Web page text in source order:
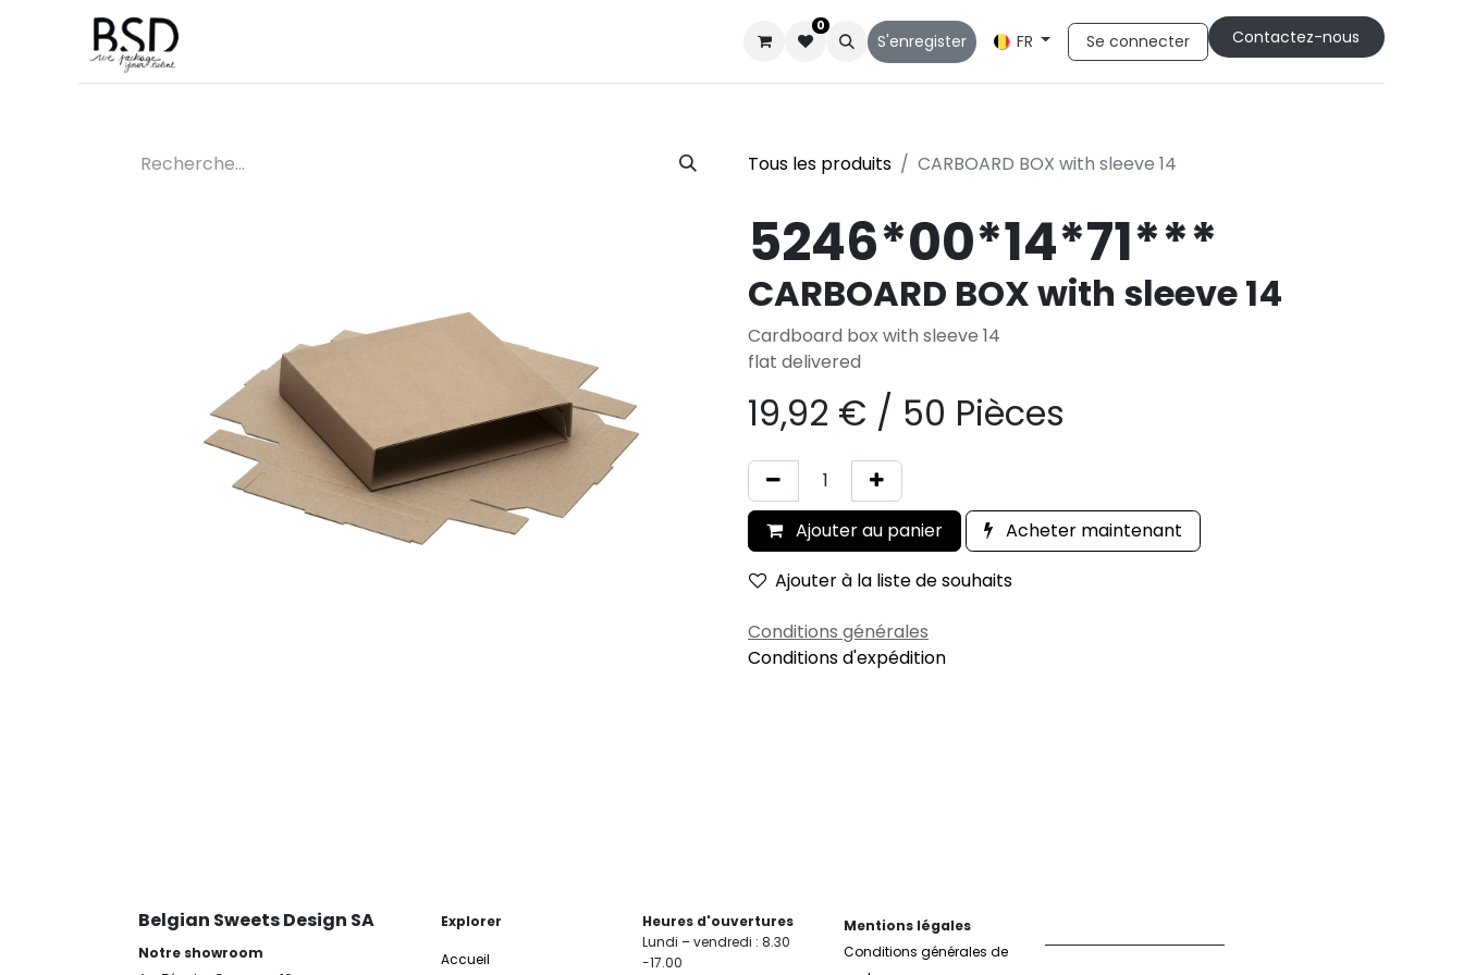
Qui sommes-nous
0
S'enregister FR Se connecter Cont​​actez-nous
Tous les produits CARBOARD BOX with sleeve 14
5246*00*14*71***
CARBOARD BOX with sleeve 14
Cardboard box with sleeve 14
flat delivered
19,92 € / 50 Pièces
Ajouter au panier
Acheter maintenant
Ajouter à la liste de souhaits
Conditions générales
Conditions d'expédition
Belgian Sweets Design SA
Notre showroom
Explorer
Accueil
Heures d'ouvertures
Lundi – vendredi : 8.30
-17.00
Mentions légales
Conditions générales de